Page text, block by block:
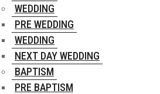
WEDDING
PRE WEDDING
WEDDING
NEXT DAY WEDDING
BAPTISM
PRE BAPTISM